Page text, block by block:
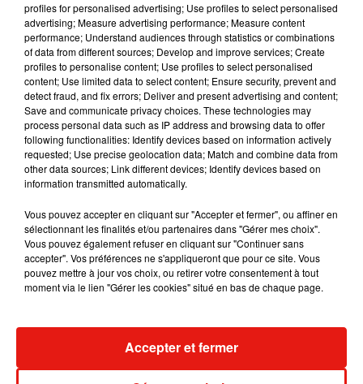
Musique
7 août 2026
Julien Lieb s’essaye à la vie de chatelain
dans son nouveau clip
7 août 2026
Madonna sort enfin le remix de « Love
7 août 2026
profiles for personalised advertising; Use profiles to select personalised
advertising; Measure advertising performance; Measure content
performance; Understand audiences through statistics or combinations
of data from different sources; Develop and improve services; Create
profiles to personalise content; Use profiles to select personalised
content; Use limited data to select content; Ensure security, prevent and
detect fraud, and fix errors; Deliver and present advertising and content;
Save and communicate privacy choices. These technologies may
process personal data such as IP address and browsing data to offer
following functionalities: Identify devices based on information actively
requested; Use precise geolocation data; Match and combine data from
other data sources; Link different devices; Identify devices based on
information transmitted automatically.
Vous pouvez accepter en cliquant sur "Accepter et fermer", ou affiner en
sélectionnant les finalités et/ou partenaires dans "Gérer mes choix".
Vous pouvez également refuser en cliquant sur "Continuer sans
accepter". Vos préférences ne s'appliqueront que pour ce site. Vous
pouvez mettre à jour vos choix, ou retirer votre consentement à tout
moment via le lien "Gérer les cookies" situé en bas de chaque page.
Accepter et fermer